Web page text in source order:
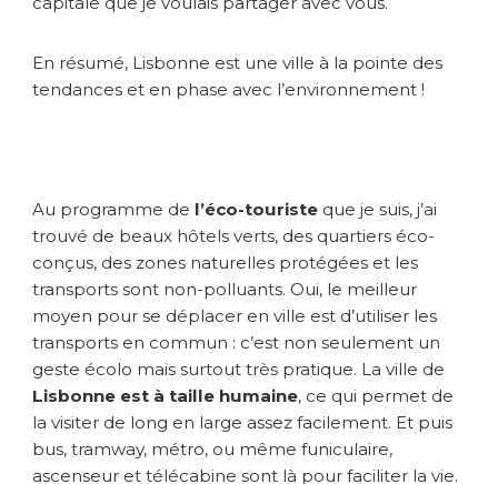
v
i
c
o
g
q
u
e
e
t
En résumé, Lisbonne est une ville à la pointe des
tendances et en phase avec l’environnement !
Au programme de l’éco-touriste que je suis, j’ai
trouvé de beaux hôtels verts, des quartiers éco-
conçus, des zones naturelles protégées et les
transports sont non-polluants. Oui, le meilleur
moyen pour se déplacer en ville est d’utiliser les
transports en commun : c’est non seulement un
geste écolo mais surtout très pratique. La ville de
Lisbonne est à taille humaine, ce qui permet de
la visiter de long en large assez facilement. Et puis
bus, tramway, métro, ou même funiculaire,
ascenseur et télécabine sont là pour faciliter la vie.